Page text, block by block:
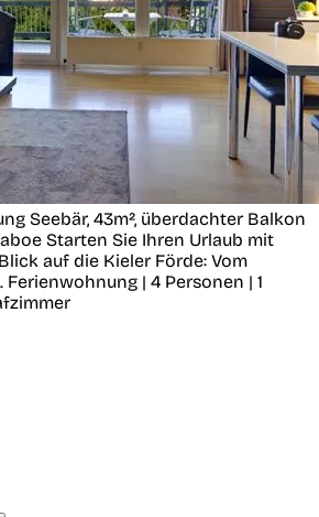
Seebär, 43m², überdachter Balkon
Starten Sie Ihren Urlaub mit
auf die Kieler Förde: Vom
Ferienwohnung | 4 Personen | 1